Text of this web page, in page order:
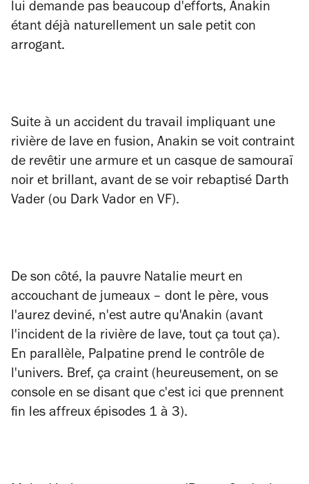
lui demande pas beaucoup d'efforts, Anakin
étant déjà naturellement un sale petit con
arrogant.
Suite à un accident du travail impliquant une
rivière de lave en fusion, Anakin se voit contraint
de revêtir une armure et un casque de samouraï
noir et brillant, avant de se voir rebaptisé Darth
Vader (ou Dark Vador en VF).
De son côté, la pauvre Natalie meurt en
accouchant de jumeaux – dont le père, vous
l'aurez deviné, n'est autre qu'Anakin (avant
l'incident de la rivière de lave, tout ça tout ça).
En parallèle, Palpatine prend le contrôle de
l'univers. Bref, ça craint (heureusement, on se
console en se disant que c'est ici que prennent
fin les affreux épisodes 1 à 3).